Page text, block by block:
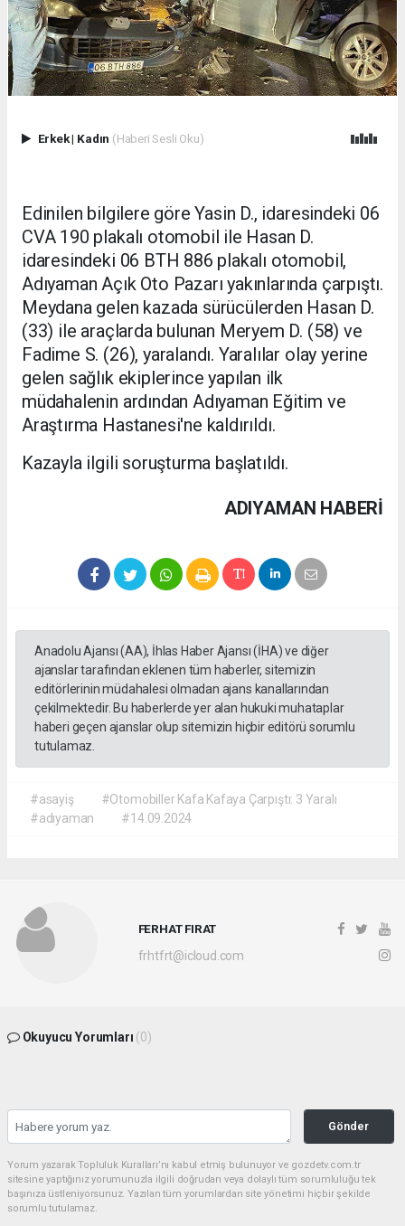
Erkek| Kadın (Haberi Sesli Oku)
Edinilen bilgilere göre Yasin D., idaresindeki 06
CVA 190 plakalı otomobil ile Hasan D.
idaresindeki 06 BTH 886 plakalı otomobil,
Adıyaman Açık Oto Pazarı yakınlarında çarpıştı.
Meydana gelen kazada sürücülerden Hasan D.
(33) ile araçlarda bulunan Meryem D. (58) ve
Fadime S. (26), yaralandı. Yaralılar olay yerine
gelen sağlık ekiplerince yapılan ilk
müdahalenin ardından Adıyaman Eğitim ve
Araştırma Hastanesi'ne kaldırıldı.
Kazayla ilgili soruşturma başlatıldı.
ADIYAMAN HABERİ
Anadolu Ajansı (AA), İhlas Haber Ajansı (İHA) ve diğer
ajanslar tarafından eklenen tüm haberler, sitemizin
editörlerinin müdahalesi olmadan ajans kanallarından
çekilmektedir. Bu haberlerde yer alan hukuki muhataplar
haberi geçen ajanslar olup sitemizin hiçbir editörü sorumlu
tutulamaz.
#asayiş
#Otomobiller Kafa Kafaya Çarpıştı: 3 Yaralı
#adıyaman
#14.09.2024
FERHAT FIRAT
frhtfrt@icloud.com
Okuyucu Yorumları (0)
Gönder
Yorum yazarak Topluluk Kuralları’nı kabul etmiş bulunuyor ve gozdetv.com.tr
sitesine yaptığınız yorumunuzla ilgili doğrudan veya dolaylı tüm sorumluluğu tek
başınıza üstleniyorsunuz. Yazılan tüm yorumlardan site yönetimi hiçbir şekilde
sorumlu tutulamaz.